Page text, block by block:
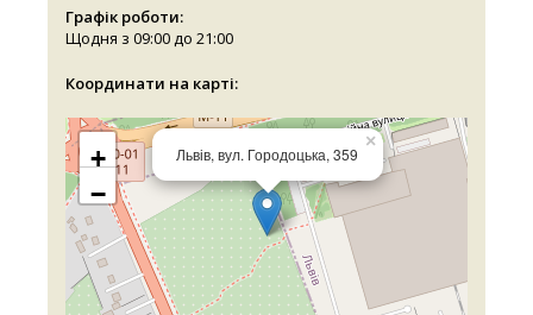
Графік роботи:
Щодня з 09:00 до 21:00
Координати на карті:
Львів, вул. Городоцька, 359
×
+
−